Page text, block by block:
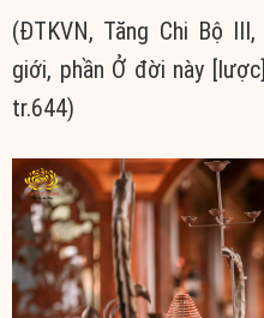
(ĐTKVN, Tăng Chi Bộ
giới, phần Ở đời này
tr.644)